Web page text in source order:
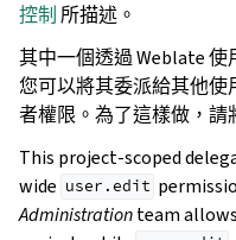
控制 所描述。
其中一個透過 Weblate
您可以將其委派給其他
者權限。為了這樣做，請
This project-scoped
wide user.edit
Administrationteam